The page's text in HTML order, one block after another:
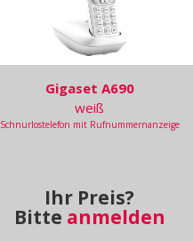
Gigaset A690
weiß
Schnurlostelefon mit Rufnummernanzeige
Ihr Preis?
Bitte anmelden